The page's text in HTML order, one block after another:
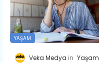
YAŞAM
Veka Medya Yaşam